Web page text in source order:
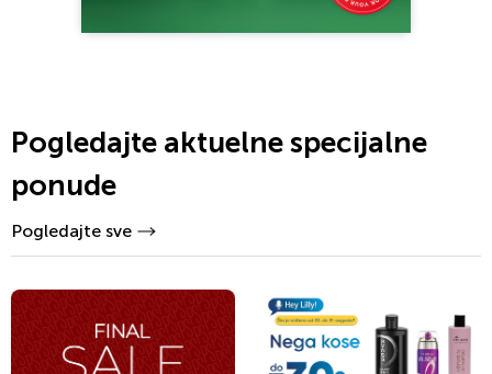
Pogledajte aktuelne specijalne
ponude
Pogledajte sve